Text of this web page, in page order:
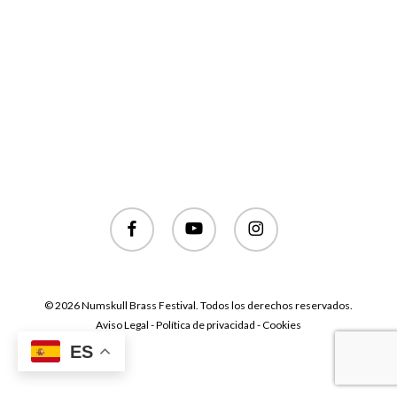
facebook youtube instagram
© 2026 Numskull Brass Festival. Todos los derechos reservados.
Aviso Legal - Política de privacidad - Cookies
ES